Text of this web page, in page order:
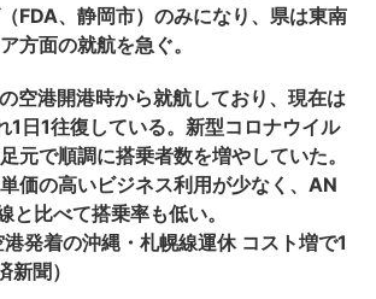
FDA、静岡市）のみになり、県は東南
方面の就航を急ぐ。
空港開港時から就航しており、現在は
1日1往復している。新型コロナウイル
元で順調に搭乗者数を増やしていた。
価の高いビジネス利用が少なく、AN
と比べて搭乗率も低い。
港発着の沖縄・札幌線運休 コスト増で1
聞）